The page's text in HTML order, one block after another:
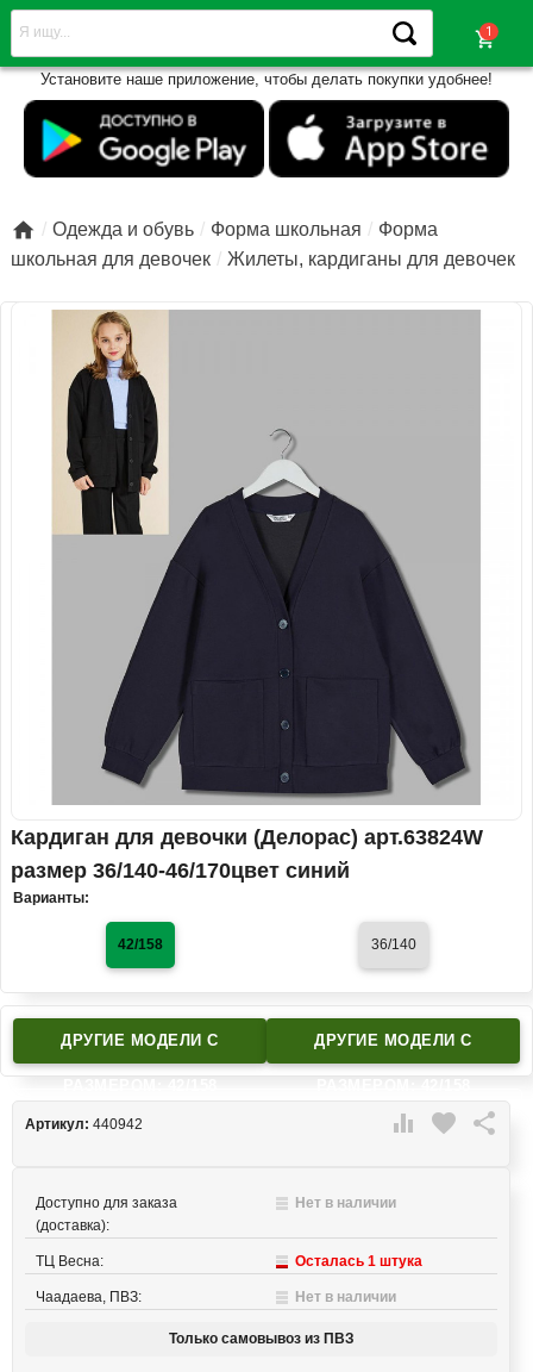
shopping_cart
Установите наше приложение, чтобы делать покупки удобнее!
 Одежда и обувь Форма школьная
Форма
школьная для девочек
Жилеты, кардиганы для девочек
Кардиган для девочки (Делорас) арт.63824W
размер 36/140-46/170цвет синий
Варианты:
42/158 36/140
ДРУГИЕ МОДЕЛИ C ДРУГИЕ МОДЕЛИ C
 favorite 
Артикул: 440942
Доступно для заказа
(доставка):
Нет в наличии
ТЦ Весна: Осталась 1 штука
Чаадаева, ПВЗ: Нет в наличии
Только самовывоз из ПВЗ